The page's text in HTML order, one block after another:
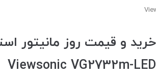
Viewsonic VG2732m-LED